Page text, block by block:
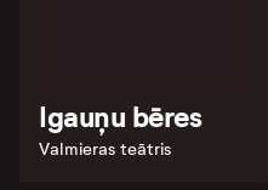
Igauņu bēres
Valmieras teātris